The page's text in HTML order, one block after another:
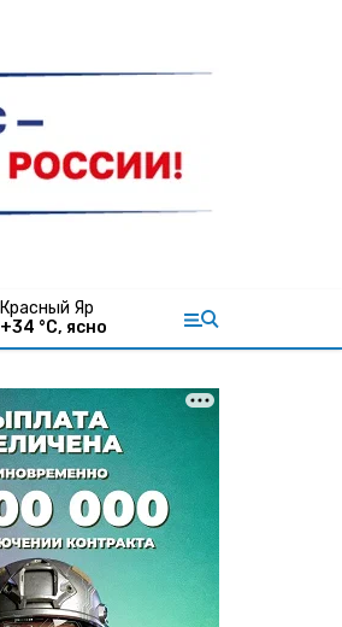
Красный Яр
+34 °С, ясно